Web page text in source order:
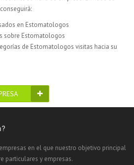
en Estomatologos
sobre Estomatologos
de Estomatologos visitas hacia su
en el que nuestro objetivo principal
particulares y empresas.